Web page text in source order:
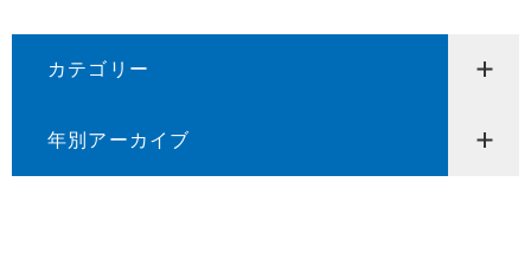
カテゴリー
年別アーカイブ